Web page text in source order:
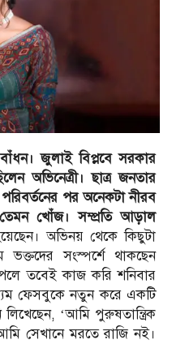
জুলাই বিপ্লবে সরকার
অভিনেত্রী। ছাত্র জনতার
পরিবর্তনের পর অনেকটা নীরব
তেমন খোঁজ। সম্প্রতি আড়াল
অভিনয় থেকে কিছুটা
সংস্পর্শে থাকছেন
তবেই কাজ করি শনিবার
ফেসবুকে নতুন করে একটি
‘আমি পুরুষতান্ত্রিক
সেখানে মরতে রাজি নই।